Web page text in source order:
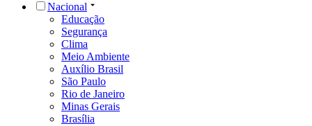
Nacional
Educação
Segurança
Clima
Meio Ambiente
Auxílio Brasil
São Paulo
Rio de Janeiro
Minas Gerais
Brasília